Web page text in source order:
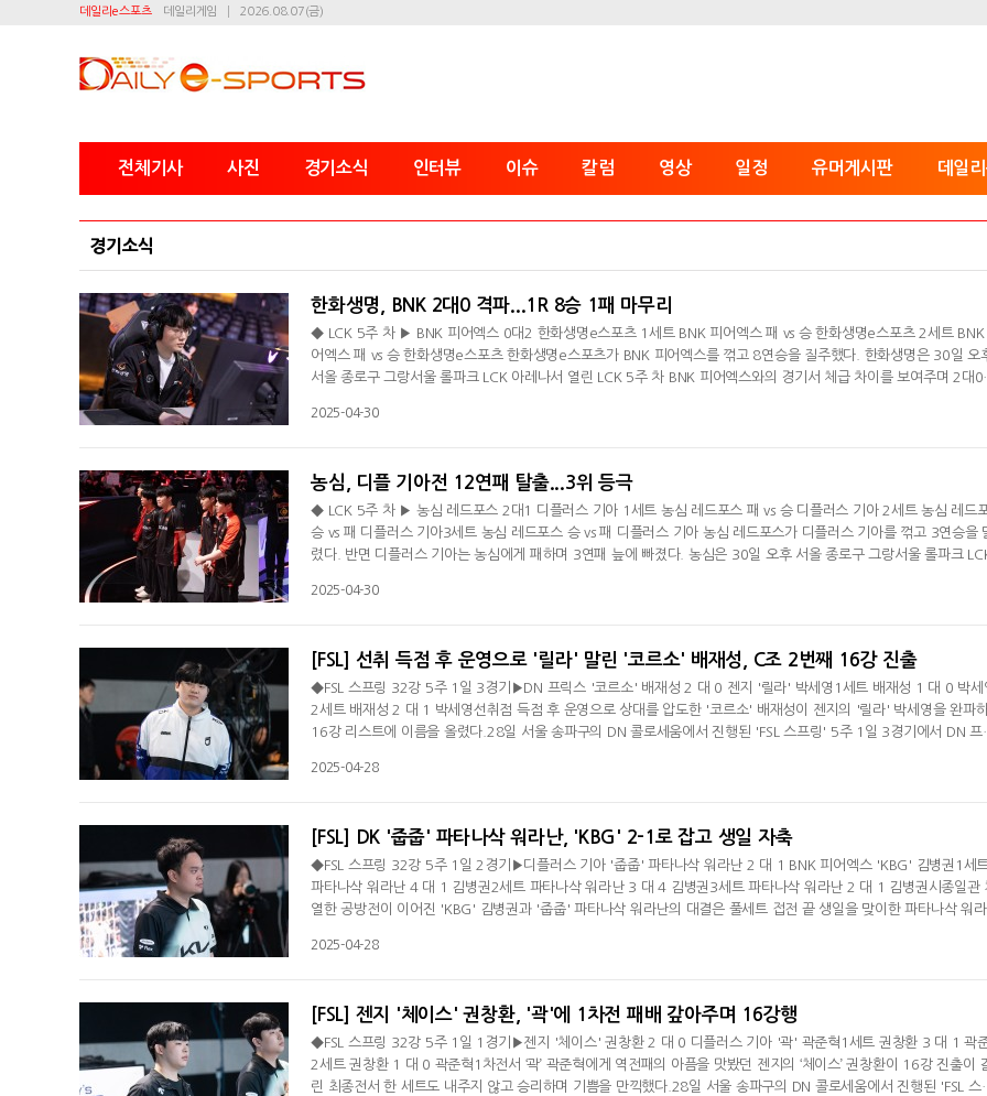
데일리e스포츠 데일리게임 2026.08.07(금)
전체기사 사진 경기소식 인터뷰 이슈 칼럼 영상 일정 유머게시판 데일
경기소식
한화생명, BNK 2대0 격파...1R 8승 1패 마무리
◆ LCK 5주 차 ▶ BNK 피어엑스 0대2 한화생명e스포츠 1세트 BNK 피어엑스 패 vs 승 한화생명e스포츠 2세트 BNK
어엑스 패 vs 승 한화생명e스포츠 한화생명e스포츠가 BNK 피어엑스를 꺾고 8연승을 질주했다. 한화생명은 30일 오
서올 종로구 그랑서울 롤파크 LCK 아레나서 열린 LCK 5주 차 BNK 피어엑스와의 경기서 체급 차이를 보여주며 2대0
한화생명은 1세트 초반 바텀 정글서 '제카' 김건우의 라이즈가 잡혔지만 18분 탑에서 벌어진 전투서 상대 2명을 처치
2025-04-30
농심, 디플 기아전 12연패 탈출...3위 등극
◆ LCK 5주 차 ▶ 농심 레드포스 2대1 디플러스 기아 1세트 농심 레드포스 패 vs 승 디플러스 기아 2세트 농심 레드
승 vs 패 디플러스 기아3세트 농심 레드포스 승 vs 패 디플러스 기아 농심 레드포스가 디플러스 기아를 꺾고 3연승을
렸다. 반면 디플러스 기아는 농심에게 패하며 3연패 늪에 빠졌다. 농심은 30일 오후 서올 종로구 그랑서울 롤파크
했다. 반면 디플러스 기아는 3연패에 빠지며 4위로 내려갔다. 시즌 5승 4패(+4)1세트서 패한 농심은 2세트 초반 인베
2025-04-30
[FSL] 선취 득점 후 운영으로 '릴라' 말린 '코르소' 배재성, C조 2번째 16강 진출
◆FSL 스프링 32강 5주 1일 3경기▶DN 프릭스 '코르소' 배재성 2 대 0 젠지 '릴라' 박세영1세트 배재성 1 대 0 박세
2세트 배재성 2 대 1 박세영선취점 득점 후 운영으로 상대를 압도한 '코르소' 배재성이 젠지의 '릴라' 박세영을 완파
16강 리스트에 이름을 올렸다.28일 서울 송파구의 DN 콜로세움에서 진행된 'FSL 스프링' 5주 1일 3경기에서 DN 프
투갈 국가대표팀, FC바르셀로나의 조합을 꺼내고, '릴라' 박세영은 밀라노FC와 스페인 국가대표팀, 첼시 등으로 스쿼드
2025-04-28
[FSL] DK '줍줍' 파타나삭 워라난, 'KBG' 2-1로 잡고 생일 자축
◆FSL 스프링 32강 5주 1일 2경기▶디플러스 기아 '줍줍' 파타나삭 워라난 2 대 1 BNK 피어엑스 'KBG' 김병권1세
파타나삭 워라난 4 대 1 김병권2세트 파타나삭 워라난 3 대 4 김병권3세트 파타나삭 워라난 2 대 1 김병권시종일관
열한 공방전이 이어진 'KBG' 김병권과 '줍줍' 파타나삭 워라난의 대결은 풀세트 접전 끝 생일을 맞이한 파타나삭 워
줍' 파타나삭 워라난이 BNK 피어엑스의 'KBG' 김병권에 세트 스코어 2-1로 승리했다.'KGB' 김병권은 밀라노FC와 포
2025-04-28
[FSL] 젠지 '체이스' 권창환, '곽'에 1차전 패배 갚아주며 16강행
◆FSL 스프링 32강 5주 1일 1경기▶젠지 '체이스' 권창환 2 대 0 디플러스 기아 '곽' 곽준혁1세트 권창환 3 대 1 곽
2세트 권창환 1 대 0 곽준혁1차전서 ‘곽’ 곽준혁에게 역전패의 아픔을 맛봤던 젠지의 ‘체이스’ 권창환이 16강 진출이
린 최종전서 한 세트도 내주지 않고 승리하며 기쁨을 만끽했다.28일 서울 송파구의 DN 콜로세움에서 진행된 'FSL 스